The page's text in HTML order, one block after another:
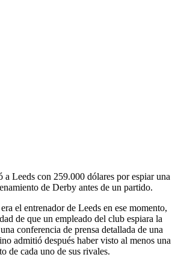
a Leeds con 259.000 dólares por espiar una
de Derby antes de un partido.
el entrenador de Leeds en ese momento,
de que un empleado del club espiara la
conferencia de prensa detallada de una
admitió después haber visto al menos una
de cada uno de sus rivales.